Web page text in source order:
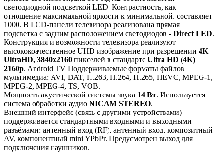
светодиодной подсветкой LED. Контрастность, как
отношение максимальной яркости к минимальной, составляет
1000. В LCD-панели телевизора реализована прямая
подсветка с задним расположением светодиодов - Direct LED.
Конструкция и возможности телевизора реализуют
высококоачественное UHD изображение при разрешении 4K
UltraHD, 3840x2160 пикселей в стандарте Ultra HD (4K)
2160p. Android TV Поддерживаемые форматы файлов
мультимедиа: AVI, DAT, H.263, H.264, H.265, HEVC, MPEG-1,
MPEG-2, MPEG-4, TS, VOB.
Мощность акустической системы звука 14 Вт. Используется
система обработки аудио NICAM STEREO.
Внешний интерфейс (связь с другими устройствами)
поддерживается стандартными входными и выходными
разъёмами: антенный вход (RF), антенный вход, композитный
AV, компонентный mini YPbPr. Предусмотрен выход для
подключения наушников.